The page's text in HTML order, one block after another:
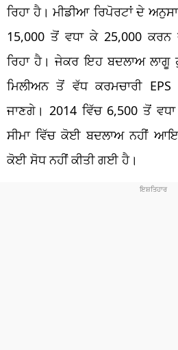
ਰਿਹਾ ਹੈ।ਮੀਡੀਆ ਰਿਪੋਰਟਾਂ ਦੇ
15,000 ਤੋਂ ਵਧਾ ਕੇ 25,000 ਕਰਨ
ਰਿਹਾ ਹੈ। ਜੇਕਰ ਇਹ ਬਦਲਾਅ ਲਾਗੂ
ਮਿਲੀਅਨਤੋਂ ਵੱਧ ਕਰਮਚਾਰੀ
ਜਾਣਗੇ। 2014 ਵਿੱਚ 6,500ਤੋਂ
ਸੀਮਾ ਵਿੱਚ ਕੋਈ ਬਦਲਾਅਨਹੀਂ
ਕੋਈ ਸੋਧ ਨਹੀਂ ਕੀਤੀ ਗਈ ਹੈ।